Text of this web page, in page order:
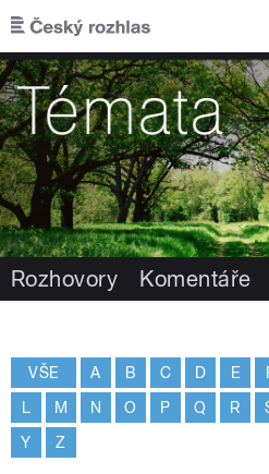
Přejít k hlavnímu obsahu
Rozhovory Komentáře
VŠE A B C D E
L
M N O P Q R
Y
Z